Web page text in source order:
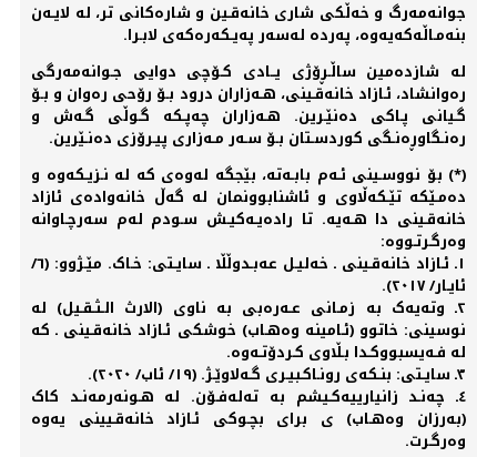
جوانەمەرگ و خەڵکی شاری خانەقـین و شارەکانی تر، لە لایـەن
بنەمـاڵەکەیەوە، پەردە لەسەر پەیـکەرەکەی لابـرا.
لە شازدەمین ساڵـڕۆژی یــادی کـۆچی دوایی جـوانەمەرگی
رەوانشاد، ئـازاد خانەقـینی، هـەزاران درود بـۆ رۆحی رەوان و بـۆ
گـیانی پـاکی دەنێـرین. هـەزاران چەپـکە گـوڵی گـەش و
رەنـگاوڕەنـگی کوردسـتان بـۆ سـەر مـەزاری پیـرۆزی دەنـێرین.
(*) بۆ نووسـینی ئـەم بابـەتە، بێجگە لەوەی کە لە نـزیـکەوە و
دەمـێکە تێـکەڵاوی و ئاشنابوونمان لە گەڵ خانەوادەی ئازاد
خانەقـینی دا هـەیە. تا رادەیـەکیـش سـودم لەم سەرچـاوانە
وەرگـرتـووە:
١ـ ئـازاد خانەقـینی ـ خەلیـل عەبـدوڵڵا ـ سایـتی: خـاک. مێـژوو: (٦/
ئایـار/ ٢٠١٧).
٢ـ وتەیەک بە زمـانی عـەرەبی بە ناوی (الارث الـثـقـیل) لە
نوسینی: خاتوو (ئـامینە وەهـاب) خوشکی ئـازاد خانەقـینی ـ کە
لە فـەیسبووکـدا بـڵاوی کـردۆتـەوە.
٣ـ سایـتی: بنـکەی رونـاکـبیـری گـەلاوێـژ. (١٩/ ئاب/ ٢٠٢٠).
٤ـ چەنـد زانیارییەکـیشم بە تەلەفـۆن. لە هـونەرمەنـد کاک
(بەرزان وەهـاب) ی برای بچـوکی ئـازاد خانەقـیینی یەوە
وەرگـرت.